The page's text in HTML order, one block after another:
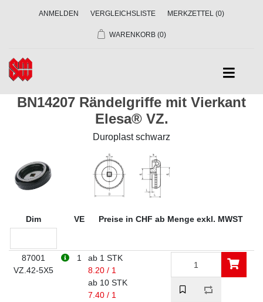
ANMELDEN VERGLEICHSLISTE MERKZETTEL (0)
WARENKORB (0)
BN14207 Rändelgriffe mit Vierkant
Elesa® VZ.
Duroplast schwarz
Dim VE Preise in CHF ab Menge exkl. MWST
87001
VZ.42-5X5
1
ab 1 STK
8.20 / 1
ab 10 STK
7.40 / 1